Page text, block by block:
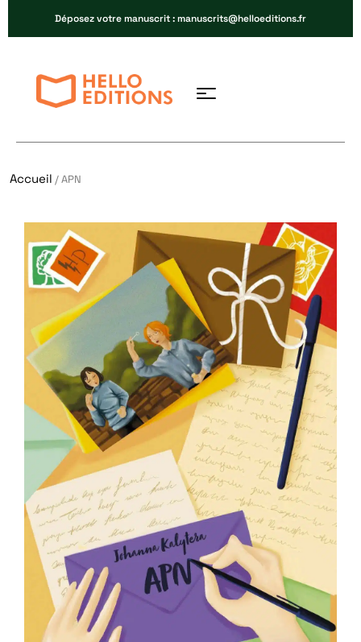
Déposez votre manuscrit : manuscrits@helloeditions.fr
Accueil / APN